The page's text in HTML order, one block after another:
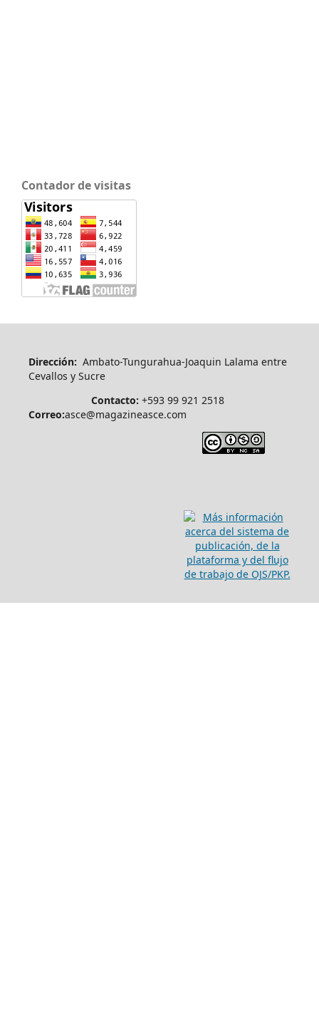
Contador de visitas
Dirección: Ambato-Tungurahua-Joaquin Lalama entre
Cevallos y Sucre
Contacto: +593 99 921 2518
Correo:asce@magazineasce.com